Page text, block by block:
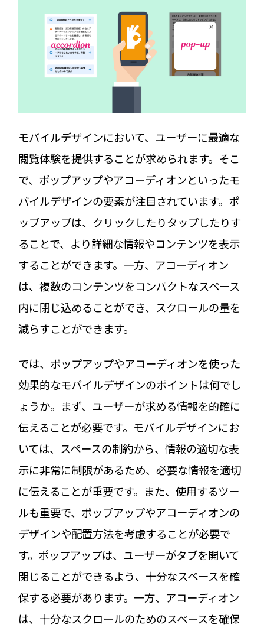
モバイルデザインにおいて、ユーザーに最適な
閲覧体験を提供することが求められます。そこ
で、ポップアップやアコーディオンといったモ
バイルデザインの要素が注目されています。ポ
ップアップは、クリックしたりタップしたりす
ることで、より詳細な情報やコンテンツを表示
することができます。一方、アコーディオン
は、複数のコンテンツをコンパクトなスペース
内に閉じ込めることができ、スクロールの量を
減らすことができます。
では、ポップアップやアコーディオンを使った
効果的なモバイルデザインのポイントは何でし
ょうか。まず、ユーザーが求める情報を的確に
伝えることが必要です。モバイルデザインにお
いては、スペースの制約から、情報の適切な表
示に非常に制限があるため、必要な情報を適切
に伝えることが重要です。また、使用するツー
ルも重要で、ポップアップやアコーディオンの
デザインや配置方法を考慮することが必要で
す。ポップアップは、ユーザーがタブを開いて
閉じることができるよう、十分なスペースを確
保する必要があります。一方、アコーディオン
は、十分なスクロールのためのスペースを確保